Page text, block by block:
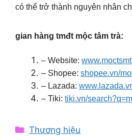
có thể trở thành nguyên nhân
gian hàng tmđt mộc tâm trà:
– Website:
– Shopee: shopee.vn/
– Lazada:
– Tiki: tiki.vn/
Categories
Thương hiệu